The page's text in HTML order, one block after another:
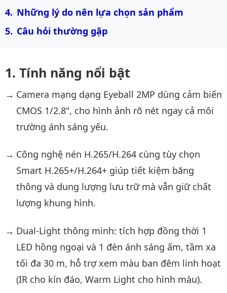
Những lý do nên lựa chọn sản phẩm
Câu hỏi thường gặp
Tính năng nổi bật
Camera mạng dạng Eyeball 2MP dùng cảm biến
CMOS 1/2.8", cho hình ảnh rõ nét ngay cả môi
trường ánh sáng yếu.
Công nghệ nén H.265/H.264 cùng tùy chọn
Smart H.265+/H.264+ giúp tiết kiệm băng
thông và dung lượng lưu trữ mà vẫn giữ chất
lượng khung hình.
Dual-Light thông minh: tích hợp đồng thời 1
LED hồng ngoại và 1 đèn ánh sáng ấm, tầm xa
tối đa 30 m, hỗ trợ xem màu ban đêm linh hoạt
(IR cho kín đáo, Warm Light cho hình màu).